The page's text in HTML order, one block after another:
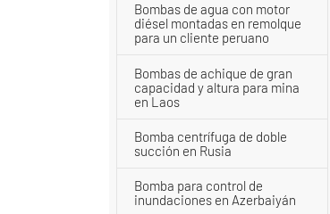
Bombas de agua con motor
diésel montadas en remolque
para un cliente peruano
Bombas de achique de gran
capacidad y altura para mina
en Laos
Bomba centrífuga de doble
succión en Rusia
Bomba para control de
inundaciones en Azerbaiyán